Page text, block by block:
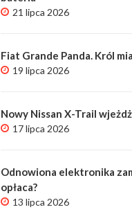
21 lipca 2026
Fiat Grande Panda. Król
19 lipca 2026
Nowy Nissan X-Trail
17 lipca 2026
Odnowiona elektronika
opłaca?
13 lipca 2026